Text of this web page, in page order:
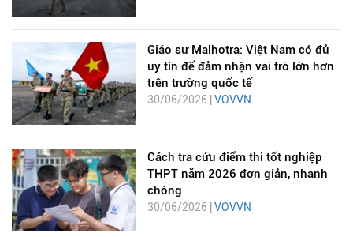
Giáo sư Malhotra: Việt Nam có đủ
uy tín để đảm nhận vai trò lớn hơn
trên trường quốc tế
30/06/2026 | VOVVN
Cách tra cứu điểm thi tốt nghiệp
THPT năm 2026 đơn giản, nhanh
chóng
30/06/2026 |VOVVN